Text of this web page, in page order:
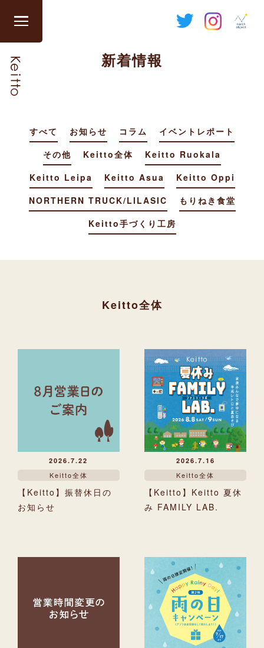
グ
ロ
新着情報
すべて お知らせ コラム
イベントレポート
その他
Keitto全体
Keitto Ruokala
Keitto Leipa
Keitto Asua
Keitto Oppi
NORTHERN TRUCK/LILASIC
もりねき食堂
Keitto手づくり工房
Keitto全体
2026.7.22
Keitto全体
【Keitto】振替休日の
お知らせ
2026.7.16
Keitto全体
【Keitto】Keitto 夏休
み FAMILY LAB.